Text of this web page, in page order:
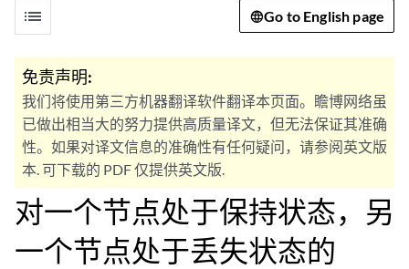
list Go to English page
免责声明:
我们将使用第三方机器翻译软件翻译本页面。瞻博网络虽
已做出相当大的努力提供高质量译文，但无法保证其准确
性。如果对译文信息的准确性有任何疑问，请参阅英文版
本. 可下载的 PDF 仅提供英文版.
对一个节点处于保持状态，另
一个节点处于丢失状态的